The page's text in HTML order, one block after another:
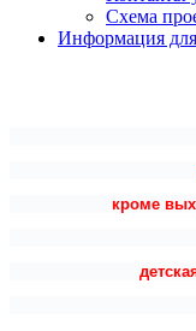
Схема
Информация
кроме